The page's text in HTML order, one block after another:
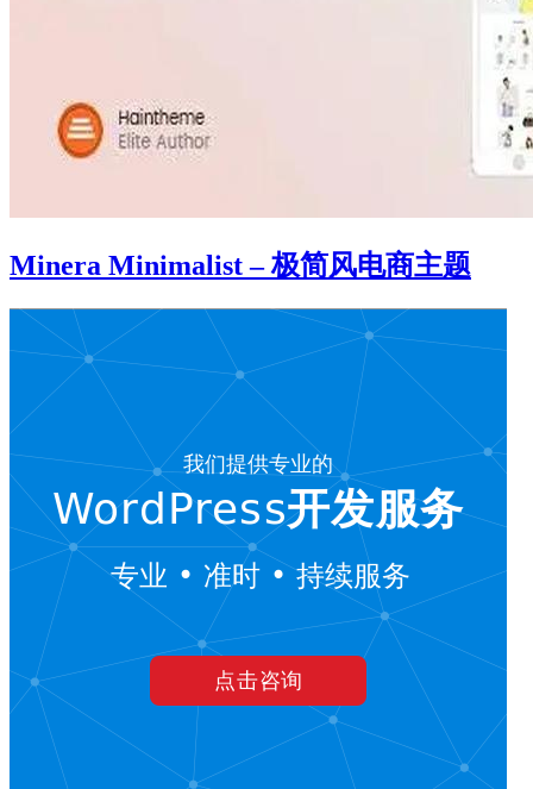
Minera Minimalist – 极简风电商主题